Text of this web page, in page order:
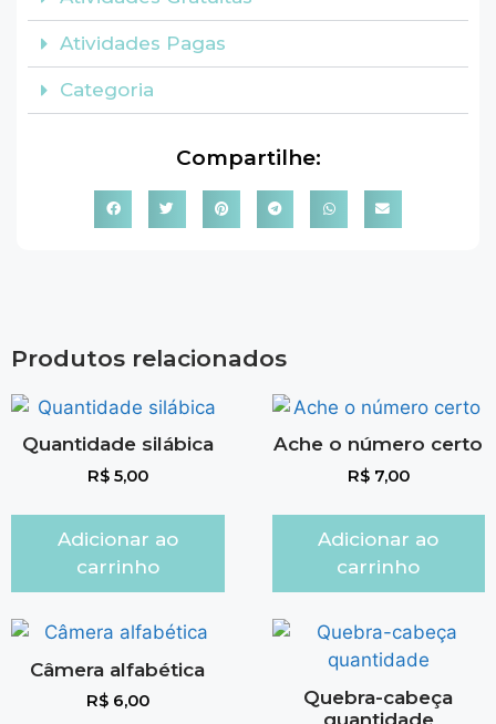
Atividades Pagas
Categoria
Compartilhe:
Produtos relacionados
Quantidade silábica
R$5,00
Adicionar ao
carrinho
Ache o número certo
R$7,00
Adicionar ao
carrinho
Câmera alfabética
R$6,00
Quebra-cabeça
quantidade